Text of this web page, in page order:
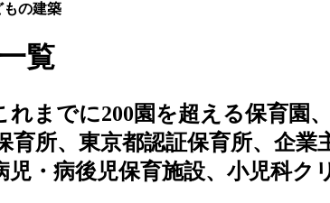
もの建築
覧
までに200園を超える保育園
育所、東京都認証保育所、企業
児・病後児保育施設、小児科